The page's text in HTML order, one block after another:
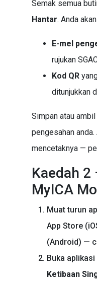
Semak semua
Hantar. Anda
E-mel
rujukan
Kod QR
ditunjukkan
Simpan atau
pengesahan
mencetaknya —
Kaedah
MyICA
Muat turun
App Store
(Android) —
Buka
Ketibaan